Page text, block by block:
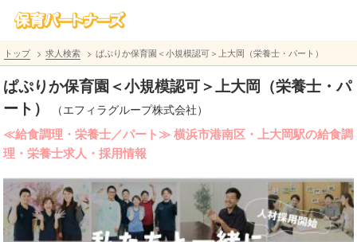
トップ 求人検索 ぱぷりか保育園＜小規模認可＞上大岡（栄養士・パート）
ぱぷりか保育園＜小規模認可＞上大岡（栄養士・パ
ート）
（エフィラグループ株式会社）
≪給食調理・栄養士／パート≫ 横浜市港南区・上大岡駅の給食調
理・栄養士求人・採用情報